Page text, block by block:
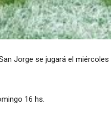
Jorge se jugará el
16 hs.